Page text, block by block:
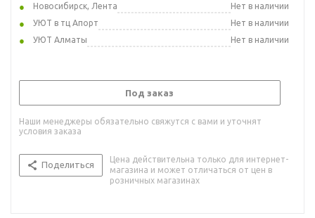
Новосибирск, Лента
Нет в наличии
УЮТ в тц Апорт
Нет в наличии
УЮТ Алматы
Нет в наличии
Под заказ
Наши менеджеры обязательно свяжутся с вами и уточнят
условия заказа
Поделиться
Цена действительна только для интернет-
магазина и может отличаться от цен в
розничных магазинах